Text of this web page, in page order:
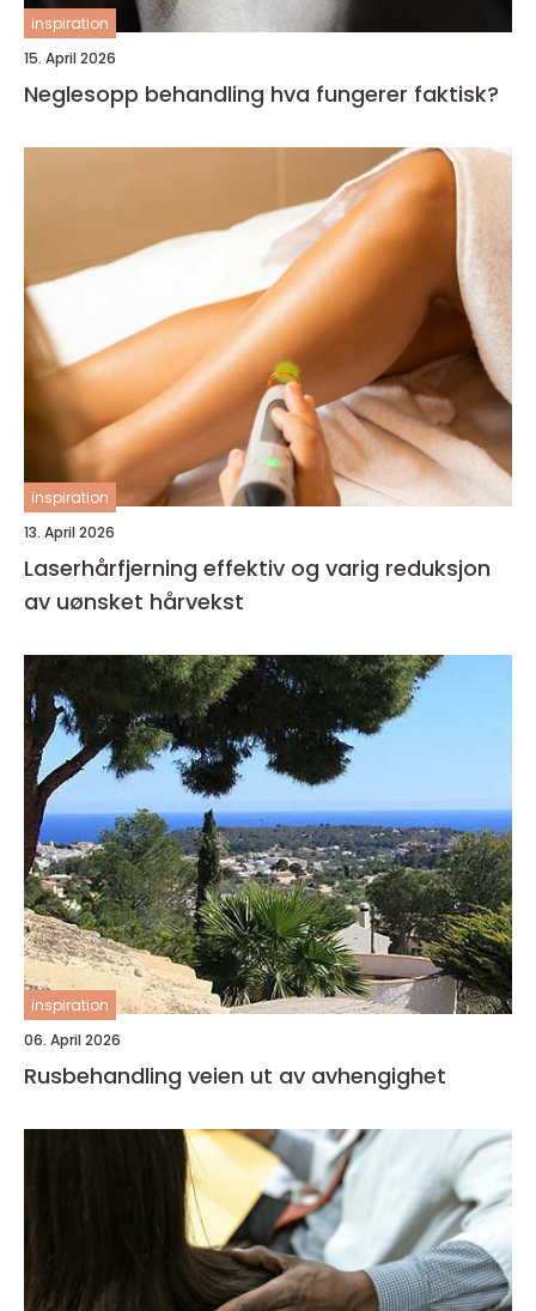
inspiration
15. April 2026
Neglesopp behandling hva fungerer faktisk?
inspiration
13. April 2026
Laserhårfjerning effektiv og varig reduksjon
av uønsket hårvekst
inspiration
06. April 2026
Rusbehandling veien ut av avhengighet